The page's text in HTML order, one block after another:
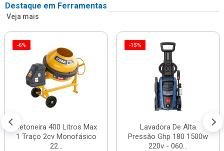
Destaque em Ferramentas
Veja mais
-6%
Betoneira 400 Litros Max
1 Traço 2cv Monofásico
22...
-15%
Lavadora De Alta
Pressão Ghp 180 1500w
220v - 060...